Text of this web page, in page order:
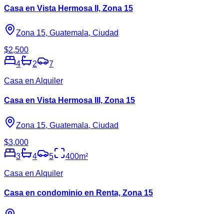
Casa en Vista Hermosa II, Zona 15
Zona 15, Guatemala, Ciudad
$2,500
4
2
7
Casa en Alquiler
Casa en Vista Hermosa III, Zona 15
Zona 15, Guatemala, Ciudad
$3,000
3
4 5 400m²
Casa en Alquiler
Casa en condominio en Renta, Zona 15